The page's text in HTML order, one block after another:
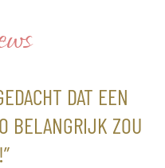
DAT EEN
BELANGRIJK ZOU